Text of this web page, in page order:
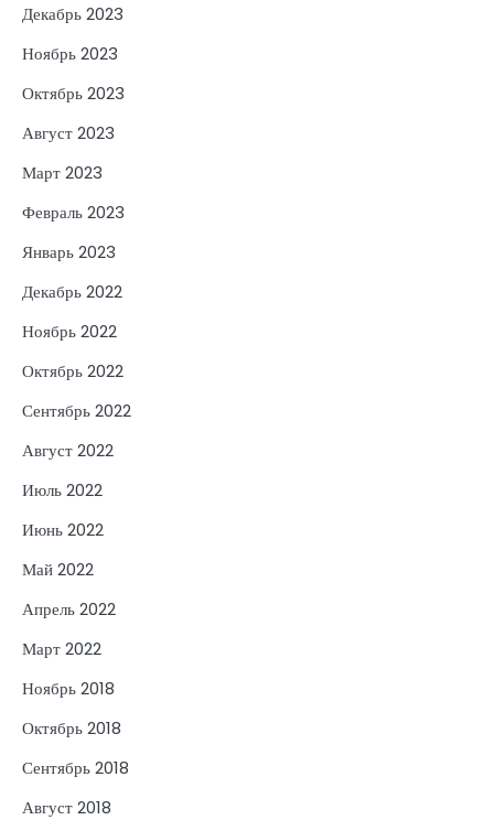
Декабрь 2023
Ноябрь 2023
Октябрь 2023
Август 2023
Март 2023
Февраль 2023
Январь 2023
Декабрь 2022
Ноябрь 2022
Октябрь 2022
Сентябрь 2022
Август 2022
Июль 2022
Июнь 2022
Май 2022
Апрель 2022
Март 2022
Ноябрь 2018
Октябрь 2018
Сентябрь 2018
Август 2018